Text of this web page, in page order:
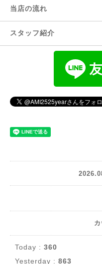
当店の流れ
スタッフ紹介
Today : 360
Yesterday : 863